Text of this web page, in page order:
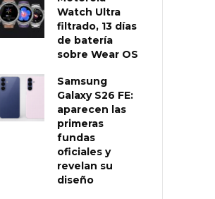
Watch Ultra
filtrado, 13 días
de batería
sobre Wear OS
Samsung
Galaxy S26 FE:
aparecen las
primeras
fundas
oficiales y
revelan su
diseño